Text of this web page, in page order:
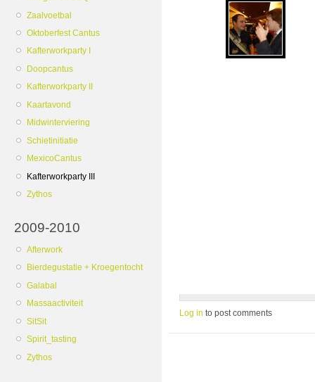
Zaalvoetbal
Oktoberfest Cantus
Kafterworkparty I
Doopcantus
Kafterworkparty II
Kaartavond
Midwinterviering
Schietinitiatie
MexicoCantus
Kafterworkparty III
Zythos
2009-2010
Afterwork
Bierdegustatie + Kroegentocht
Galabal
Massaactiviteit
SitSit
Spirit_tasting
Zythos
Log in to post comments